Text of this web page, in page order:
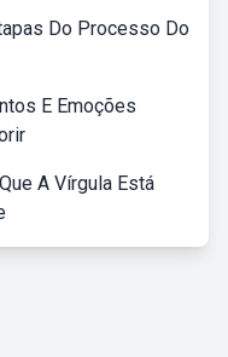
Do Processo Do
E Emoções
A Vírgula Está